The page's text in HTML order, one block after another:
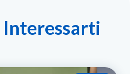
Interessarti